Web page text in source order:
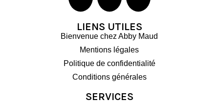
LIENS UTILES
Bienvenue chez Abby Maud
Mentions légales
Politique de confidentialité
Conditions générales
SERVICES